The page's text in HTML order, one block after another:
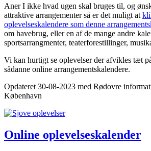
Aner I ikke hvad ugen skal bruges til, og
attraktive arrangementer så er det muligt at
oplevelseskalendere som denne
om havebrug, eller en af de mange andre
sportsarrangmenter, teaterforestillinger,
Vi kan hurtigt se oplevelser der afvikles tæt
sådanne online arrangementskalendere.
Opdateret 30-08-2023 med Rødovre
København
Online oplevelseskalender